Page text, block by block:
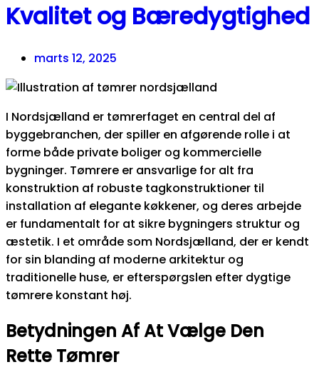
Kvalitet og Bæredygtighed
marts 12, 2025
I Nordsjælland er tømrerfaget en central del af
byggebranchen, der spiller en afgørende rolle i at
forme både private boliger og kommercielle
bygninger. Tømrere er ansvarlige for alt fra
konstruktion af robuste tagkonstruktioner til
installation af elegante køkkener, og deres arbejde
er fundamentalt for at sikre bygningers struktur og
æstetik. I et område som Nordsjælland, der er kendt
for sin blanding af moderne arkitektur og
traditionelle huse, er efterspørgslen efter dygtige
tømrere konstant høj.
Betydningen Af At Vælge Den
Rette Tømrer